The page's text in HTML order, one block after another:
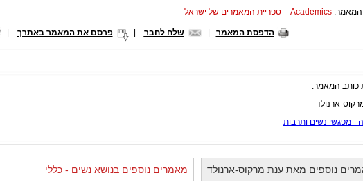
המאמר: Academics – ספריית המאמרים של ישראל
הדפסת המאמר שלח לחבר פרסם את המאמר באתרך |
כותב המאמר:
ארנולד
- מפגשי נשים ותרבות
נוספים מאת ענת מרקוס-ארנולד מאמרים נוספים בנושא נשים - כללי